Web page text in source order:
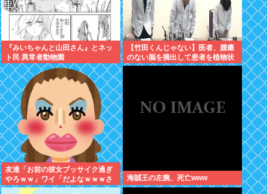
『みいちゃんと山田さん』とネッ
ト民 異常者動物園
【竹田くんじゃない】医者、腫瘍
のない脳を摘出して患者を植物状
態に
友達「お前の彼女ブッサイク過ぎ
やろｗｗ」ワイ「だよなｗｗｗさ
っさと別れたいわｗｗｗ」
海賊王の左腕、死亡www